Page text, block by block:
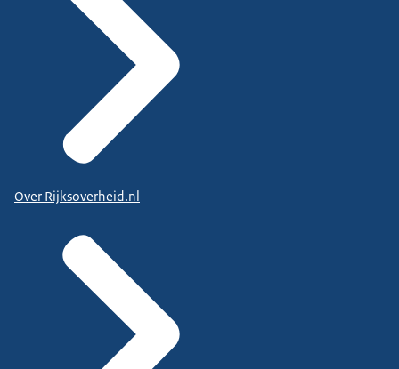
Over Rijksoverheid.nl